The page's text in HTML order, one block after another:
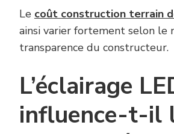
Le coût construction terrain
ainsi varier fortement selon le
transparence du constructeur.
L’éclairage
influence-t-il